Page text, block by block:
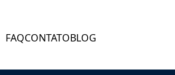
FAQCONTATOBLOG